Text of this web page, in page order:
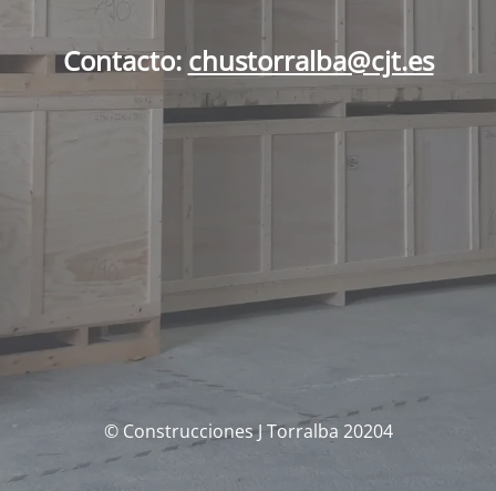
Contacto:chustorralba@cjt.es
© Construcciones J Torralba 20204